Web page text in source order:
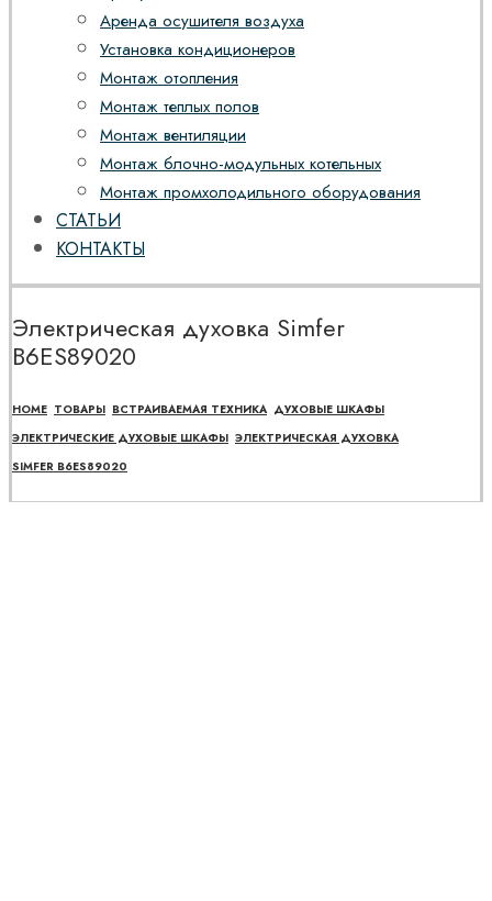
Аренда осушителя воздуха
Установка кондиционеров
Монтаж отопления
Монтаж теплых полов
Монтаж вентиляции
Монтаж блочно-модульных котельных
Монтаж промхолодильного оборудования
СТАТЬИ
КОНТАКТЫ
Электрическая духовка Simfer
B6ES89020
HOME ТОВАРЫ ВСТРАИВАЕМАЯ ТЕХНИКА ДУХОВЫЕ ШКАФЫ
ЭЛЕКТРИЧЕСКИЕ ДУХОВЫЕ ШКАФЫ ЭЛЕКТРИЧЕСКАЯ ДУХОВКА
SIMFER B6ES89020